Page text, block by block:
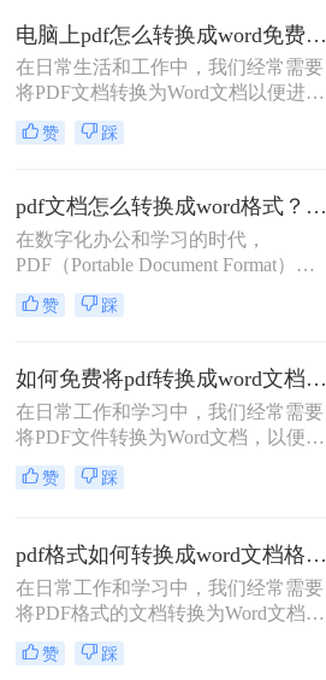
以下是三种将PDF文件免费转换成
Word文档的方法，让您无需付费即可
实现格式转换。
电脑上pdf怎么转换成word免费？分享3种方法简单易学！
在日常生活和工作中，我们经常需要
将PDF文档转换为Word文档以便进行
编辑、修改或格式调整。尽管市面上
有许多专业的转换软件，但也有一些
求。那么电脑上pdf怎么转换成word免
费呢？以下是三种免费将PDF转换成
Word的方法。
赞 踩
pdf文档怎么转换成word格式？这4种转换方法快来看！
在数字化办公和学习的时代，
PDF（Portable Document Format）因
其跨平台、保持文档原貌的特性而广
受欢迎。然而，有时我们需要对PDF
为Word格式就显得尤为重要。那么
pdf文档怎么转换成word格式呢？本文
将详细介绍几种将PDF文档转换成
Word格式的方法，帮助用户轻松完成
转换工作。
赞 踩
如何免费将pdf转换成word文档？分享两个实用转换方法！
在日常工作和学习中，我们经常需要
将PDF文件转换为Word文档，以便进
行编辑、修改或格式调整。虽然市面
上有许多专业的PDF转Word工具，但
可以实现PDF到Word的转换。那么如
何免费将pdf转换成word文档呢？本文
将详细介绍几种免费将PDF转换成
Word文档的方法，帮助用户轻松完成
转换任务。
赞 踩
pdf格式如何转换成word文档格式？教你三个PDF转换方法！
在日常工作和学习中，我们经常需要
将PDF格式的文档转换为Word文档格
式，以便进行编辑、修改或格式调
整。PDF虽然以其跨平台兼容性和安
赞 踩